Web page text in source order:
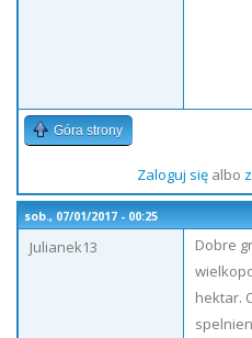
Góra strony
Zaloguj sięalbo
sob., 07/01/2017 - 00:25
Julianek13
Dobre
hektar.